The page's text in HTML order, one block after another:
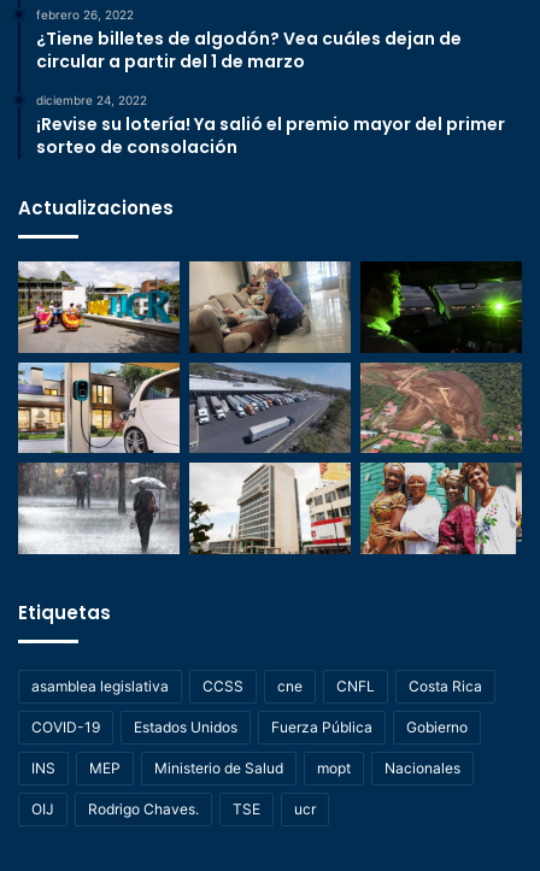
febrero 26, 2022
¿Tiene billetes de algodón? Vea cuáles dejan de
circular a partir del 1 de marzo
diciembre 24, 2022
¡Revise su lotería! Ya salió el premio mayor del primer
sorteo de consolación
Actualizaciones
Etiquetas
asamblea legislativa CCSS cne CNFL Costa Rica
COVID-19 Estados Unidos Fuerza Pública Gobierno
INS MEP Ministerio de Salud mopt Nacionales
OIJ Rodrigo Chaves. TSE ucr